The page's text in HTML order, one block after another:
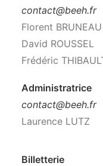
contact@beeh.fr
Florent BRUNEAU
David ROUSSEL
Frédéric
Administratrice
contact@beeh.fr
Laurence LUTZ
Billetterie